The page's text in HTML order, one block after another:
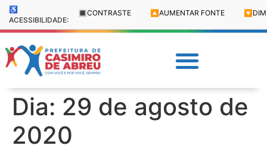
♿
ACESSIBILIDADE:
🔳 CONTRASTE 🔼 AUMENTAR FONTE 🔽
Dia: 29 de agosto de
2020